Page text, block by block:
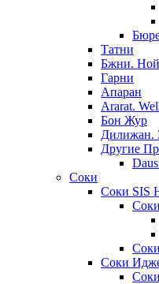
Татни
Бжни. Ной
Гарни
Апаран
Ararat.
Бон Жур
Дилижан.
Другие
Соки
Соки SIS
Соки